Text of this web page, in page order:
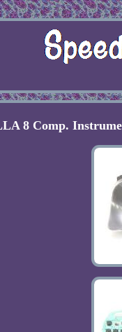
8 Comp.